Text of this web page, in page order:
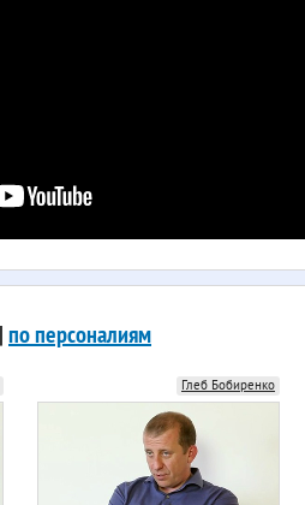
по персоналиям
Глеб Бобиренко